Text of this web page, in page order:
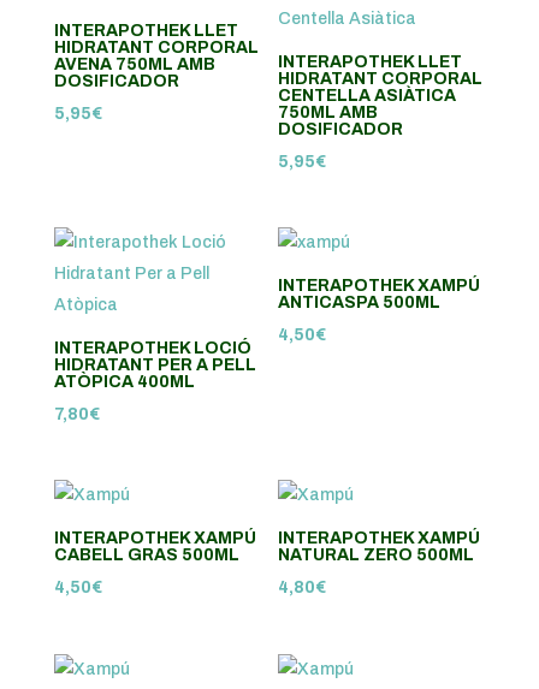
INTERAPOTHEK LLET
HIDRATANT CORPORAL
AVENA 750ML AMB
DOSIFICADOR
5,95€
INTERAPOTHEK LLET
HIDRATANT CORPORAL
CENTELLA ASIÀTICA
750ML AMB
DOSIFICADOR
5,95€
INTERAPOTHEK LOCIÓ
HIDRATANT PER A PELL
ATÒPICA 400ML
7,80€
INTERAPOTHEK XAMPÚ
ANTICASPA 500ML
4,50€
INTERAPOTHEK XAMPÚ
CABELL GRAS 500ML
4,50€
INTERAPOTHEK XAMPÚ
NATURAL ZERO 500ML
4,80€